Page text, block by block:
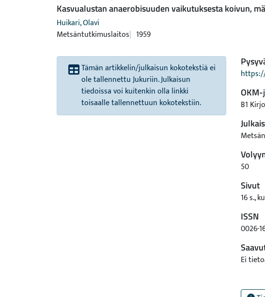
Kasvualustan anaerobisuuden vaikutuksesta koivun,
Huikari, Olavi
Metsäntutkimuslaitos 1959
Tämän artikkelin/julkaisun kokotekstiä ei
ole tallennettu Jukuriin. Julkaisun
tiedoissa voi kuitenkin olla linkki
toisaalle tallennettuun kokotekstiin.
B1
50
Sivut
16 s.,
ISSN
0026-
Ei